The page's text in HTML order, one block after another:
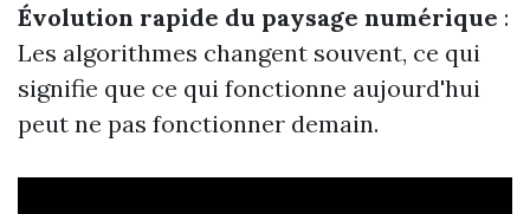
Évolution rapide du paysage numérique :
Les algorithmes changent souvent, ce qui
signifie que ce qui fonctionne aujourd'hui
peut ne pas fonctionner demain.